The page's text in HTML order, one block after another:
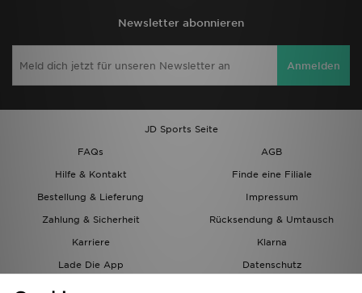
Newsletter abonnieren
Anmelden
JD Sports Seite
FAQs
AGB
Hilfe & Kontakt
Finde eine Filiale
Bestellung & Lieferung
Impressum
Zahlung & Sicherheit
Rücksendung & Umtausch
Karriere
Klarna
Lade Die App
Datenschutz